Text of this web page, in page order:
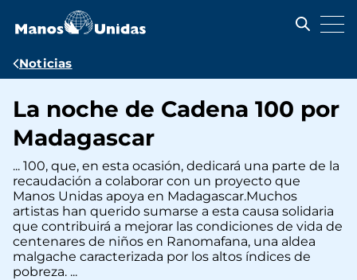
contenido
Ruta
navegación
Noticias
La noche de Cadena 100 por
Madagascar
... 100, que, en esta ocasión, dedicará una parte de la
recaudación a colaborar con un proyecto que
Manos Unidas apoya en Madagascar.Muchos
artistas han querido sumarse a esta causa solidaria
que contribuirá a mejorar las condiciones de vida de
centenares de niños en Ranomafana, una aldea
malgache caracterizada por los altos índices de
pobreza. ...